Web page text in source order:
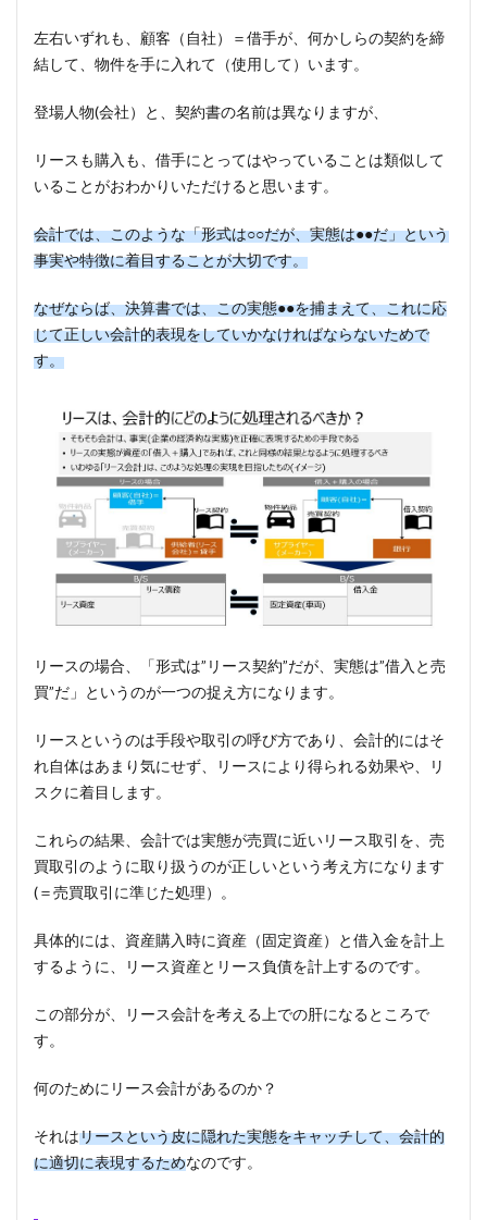
左右いずれも、顧客（自社）＝借手が、何かしらの契約を締
結して、物件を手に入れて（使用して）います。
登場人物(会社）と、契約書の名前は異なりますが、
リースも購入も、借手にとってはやっていることは類似して
いることがおわかりいただけると思います。
会計では、このような「形式は○○だが、実態は●●だ」という
事実や特徴に着目することが大切です。
なぜならば、決算書では、この実態●●を捕まえて、これに応
じて正しい会計的表現をしていかなければならないためで
す。
リースの場合、「形式は”リース契約”だが、実態は”借入と売
買”だ」というのが一つの捉え方になります。
リースというのは手段や取引の呼び方であり、会計的にはそ
れ自体はあまり気にせず、リースにより得られる効果や、リ
スクに着目します。
これらの結果、会計では実態が売買に近いリース取引を、売
買取引のように取り扱うのが正しいという考え方になります
(＝売買取引に準じた処理）。
具体的には、資産購入時に資産（固定資産）と借入金を計上
するように、リース資産とリース負債を計上するのです。
この部分が、リース会計を考える上での肝になるところで
す。
何のためにリース会計があるのか？
それはリースという皮に隠れた実態をキャッチして、会計的
に適切に表現するためなのです。